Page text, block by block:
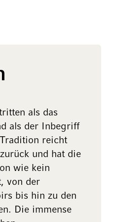
als das
als der Inbegriff
reicht
und hat die
wie kein
von der
bis hin zu den
Die immense